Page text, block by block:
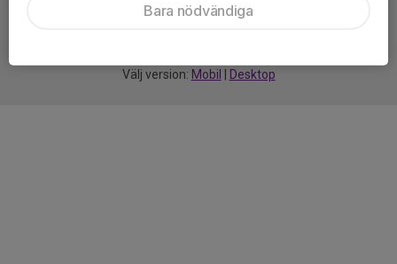
Välj version: Mobil Desktop
Bara nödvändiga